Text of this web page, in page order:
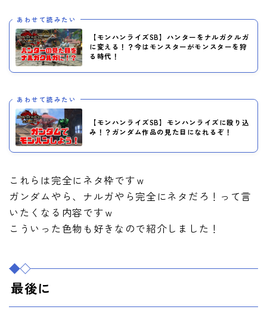
あわせて読みたい
【モンハンライズSB】ハンターをナルガクルガ
に変える！？今はモンスターがモンスターを狩
る時代！
あわせて読みたい
【モンハンライズSB】モンハンライズに殴り込
み！？ガンダム作品の見た目になれるぞ！
これらは完全にネタ枠ですｗ
ガンダムやら、ナルガやら完全にネタだろ！って言
いたくなる内容ですｗ
こういった色物も好きなので紹介しました！
最後に